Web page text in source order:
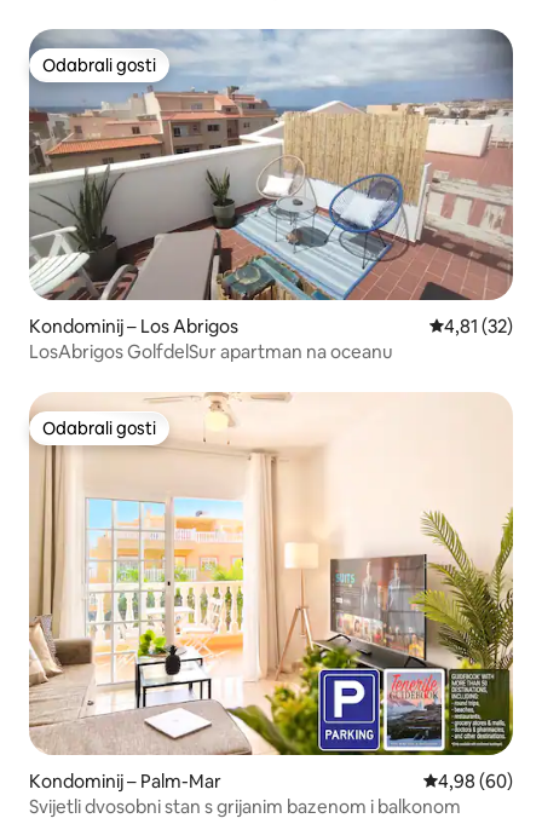
Odabrali gosti
Odabrali gosti
Kondominij – Los Abrigos Prosječna
4,81 (32)
LosAbrigos GolfdelSur apartman na oceanu
Odabrali gosti
Odabrali gosti
Kondominij – Palm-Mar Prosječna
4,98 (60)
Svijetli dvosobni stan s grijanim bazenom i balkonom